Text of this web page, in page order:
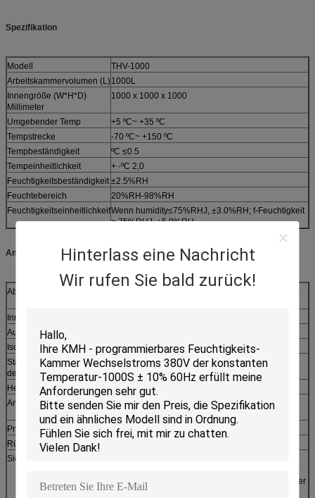
Hinterlass eine Nachricht
Wir rufen Sie bald zurück!
Spezifikation
Modell
THV-1000
Arbeitskammervolumen (L)1000L
Innengröße (W*H*D)
Millimeter
1000 x 1000 x 1000
Umgebender Temp
+5 ºC~ +35 ºC
Tempstrecke
-70 ºC~ +150 ºC
Tempbeständigkeit
ºC ≤0.5
Tempeinheitlichkeit
+ -ºC 2,0
Feuchtigkeitsbeständigkeit ±2.5%RH
Feuchtebereich
20%RH-98%RH
FeuchtigkeitseinheitlichkeitWenn humidity≤75%RHJ, ±3.0%RH; f-Feuchtigkeit
> 75%RHJ, ±5.0%RH
Andere Spezifikation
Abkühlende Rate
Innenmaterial
Außenmaterial
Isoliermaterial
Steifer Polyurethanschaum
Stabilisierter Modus
des Temp
Ausgeglichene Temperatur u. Luftfeuchteregelungs-
System (BTC)
Heizung
Eisenchrom-Drahtheizung
Anblickfenster
inkorporierender Hitzegenerator 470mm*350mm
Glases
Prüfer
Touch Screen Prüfer
Rüttelpult
Gewohnheit, wie verlangt
Sicherheitsvorrichtung
Hydraulisch und wässern Sie trockenen Wärmeschutz
Mangel Schutzes, keinen Sicherungsunterbrecher, über
Druck über Hitze und über gegenwärtigem Schutz für